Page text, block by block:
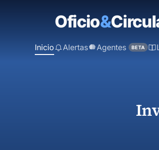
Inicio Alertas Agentes BETA